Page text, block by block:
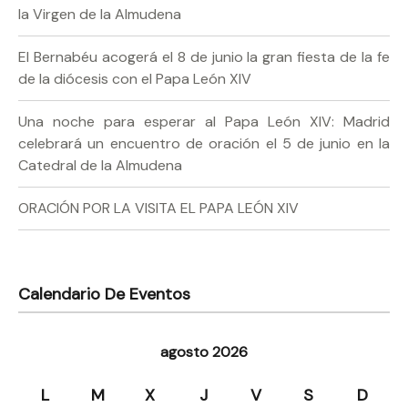
la Virgen de la Almudena
El Bernabéu acogerá el 8 de junio la gran fiesta de la fe
de la diócesis con el Papa León XIV
Una noche para esperar al Papa León XIV: Madrid
celebrará un encuentro de oración el 5 de junio en la
Catedral de la Almudena
ORACIÓN POR LA VISITA EL PAPA LEÓN XIV
Calendario De Eventos
agosto 2026
L M X J V S D